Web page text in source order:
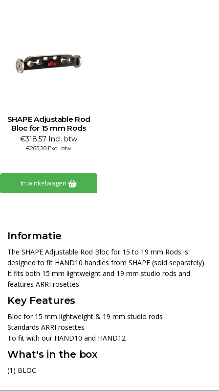
SHAPE Adjustable Rod
Bloc for 15 mm Rods
€318,57 Incl. btw
€263,28 Excl. btw
In winkelwagen
Informatie
The SHAPE Adjustable Rod Bloc for 15 to 19 mm Rods is
designed to fit HAND10 handles from SHAPE (sold separately).
It fits both 15 mm lightweight and 19 mm studio rods and
features ARRI rosettes.
Key Features
Bloc for 15 mm lightweight & 19 mm studio rods
Standards ARRI rosettes
To fit with our HAND10 and HAND12
What's in the box
(1) BLOC